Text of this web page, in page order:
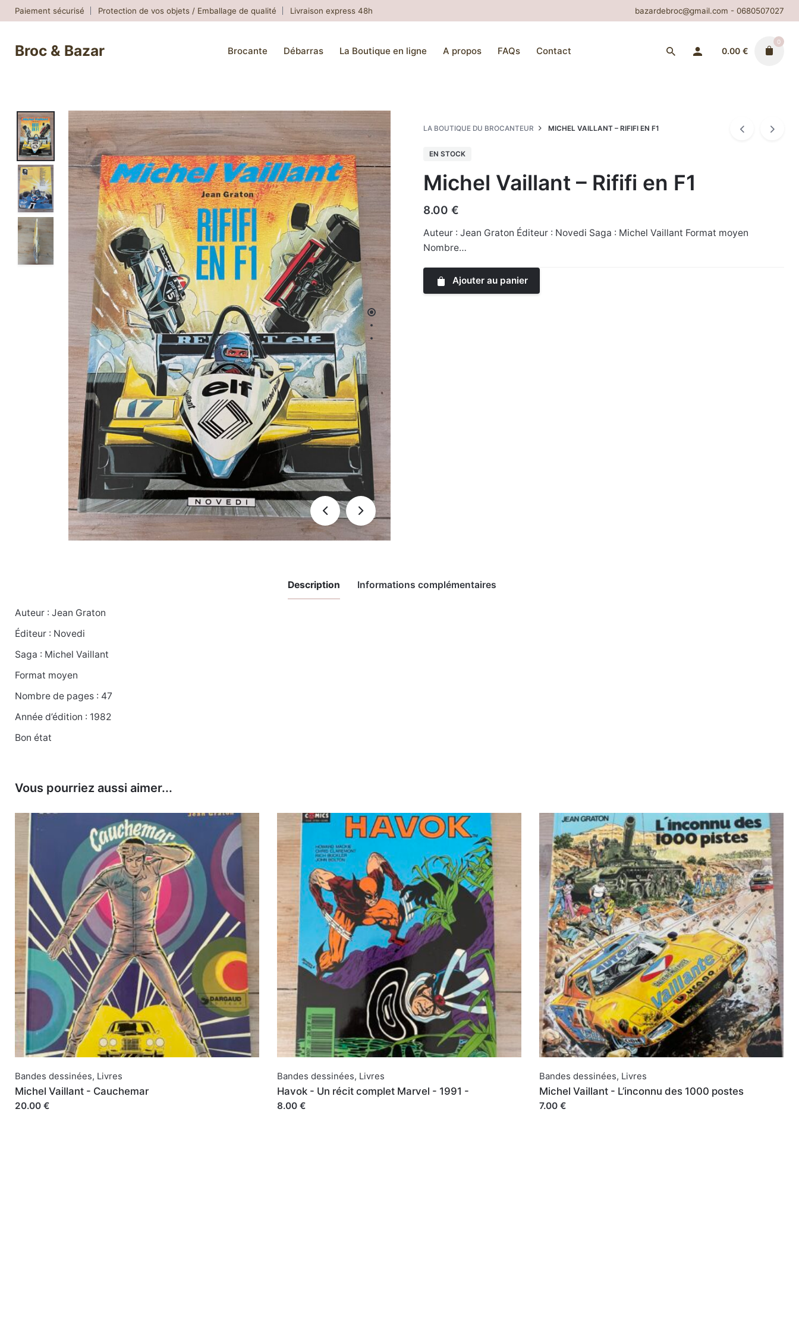
Skip
to
Paiement sécurisé Protection de vos objets / Emballage de qualité Livraison express 48h bazardebroc@gmail.com - 0680507027
Broc & Bazar Brocante Débarras La Boutique en ligne A propos FAQs Contact 0.00 €
0
LA BOUTIQUE DU BROCANTEUR MICHEL VAILLANT – RIFIFI EN F1
EN STOCK
Michel Vaillant – Rififi en F1
8.00 €
Auteur : Jean Graton Éditeur : Novedi Saga : Michel Vaillant Format moyen
Nombre…
Ajouter au panier
Description Informations complémentaires
Auteur : Jean Graton
Éditeur : Novedi
Saga : Michel Vaillant
Format moyen
Nombre de pages : 47
Année d’édition : 1982
Bon état
Poids
Vous pourriez aussi aimer...
Bandes dessinées, Livres
Michel Vaillant - Cauchemar
20.00 €
Bandes dessinées, Livres
Havok - Un récit complet Marvel - 1991 -
8.00 €
Bandes dessinées, Livres
Michel Vaillant - L’inconnu des 1000 postes
7.00 €